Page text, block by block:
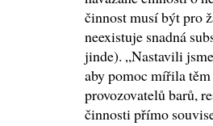
činnost musí být pro
neexistuje snadná
jinde). „Nastavili
aby pomoc mířila
provozovatelů barů,
činnosti přímo